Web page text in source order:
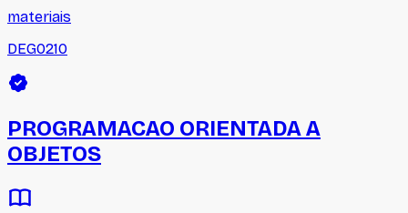
materiais
DEG0210
PROGRAMACAO ORIENTADA A
OBJETOS